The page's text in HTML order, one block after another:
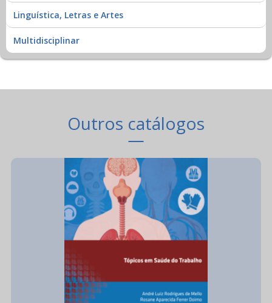
Linguística, Letras e Artes
Multidisciplinar
Outros catálogos